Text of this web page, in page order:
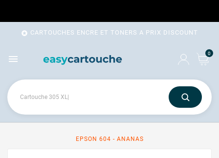
 CARTOUCHES ENCRE ET TONERS A PRIX DISCOUNT
 0
EPSON 604 - ANANAS